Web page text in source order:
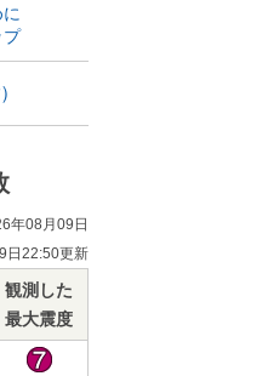
プ
年08月09日
日22:50更新
観測した
最大震度